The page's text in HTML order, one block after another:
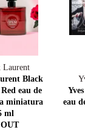
Laurent
Black
eau de
miniatura
ml
eau